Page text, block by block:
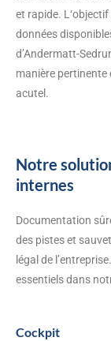
et rapide.
données
d’Andermatt-
manière
acutel.
Notre
internes
Documentation
des pistes et
légal de
essentiels dans
Cockpit